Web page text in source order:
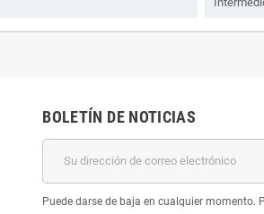
BOLETÍN DE NOTICIAS
Puede darse de baja en cualquier momento.